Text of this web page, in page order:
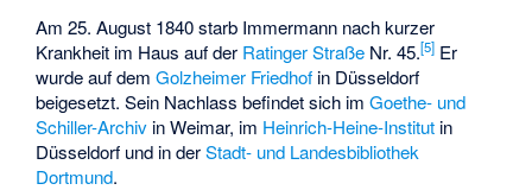
Am 25. August 1840 starb Immermann nach kurzer
Krankheit im Haus auf der Ratinger Straße Nr. 45.[5] Er
wurde auf demGolzheimer Friedhof in Düsseldorf
beigesetzt. Sein Nachlass befindet sich imGoethe- und
Schiller-Archiv in Weimar, im Heinrich-Heine-Institut in
Düsseldorf und in derStadt- und Landesbibliothek
Dortmund.